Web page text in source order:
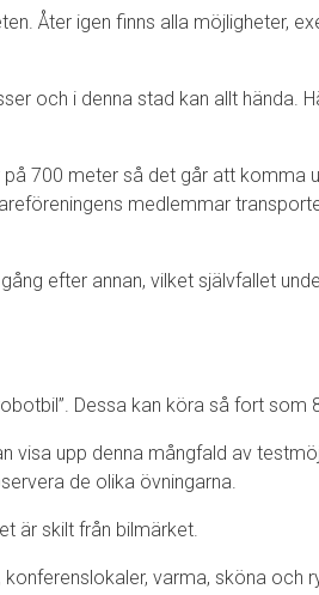
Åter igen finns alla möjligheter,
och i denna stad kan allt hända.
700 meter så det går att komma
medlemmar
efter annan, vilket självfallet
Dessa kan köra så fort som
upp denna mångfald av
de olika övningarna.
är skilt från bilmärket.
varma, sköna och